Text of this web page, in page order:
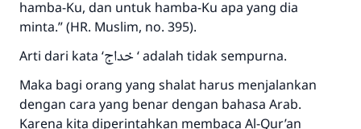
hamba-Ku, dan untuk hamba-Ku apa yang dia
minta.” (HR. Muslim, no. 395).
Arti dari kata ‘خداج‘ adalah tidak sempurna.
Maka bagi orang yang shalat harus menjalankan
dengan cara yang benar dengan bahasa Arab.
Karena kita diperintahkan membaca Al-Qur’an